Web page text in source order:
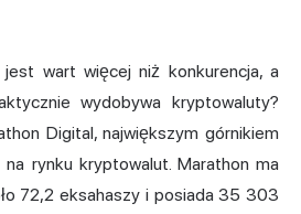
wart więcej niż konkurencja, a
wydobywa kryptowaluty?
Digital, największym górnikiem
na rynku kryptowalut. Marathon ma
72,2 eksahaszy i posiada35 303